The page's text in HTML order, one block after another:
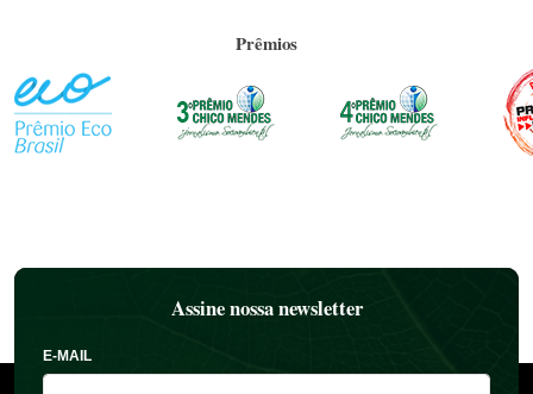
Prêmios
Assine nossa newsletter
E-MAIL